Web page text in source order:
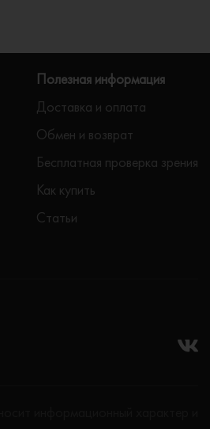
Полезная информация
Доставка и оплата
Обмен и возврат
Бесплатная проверка зрения
Как купить
Статьи